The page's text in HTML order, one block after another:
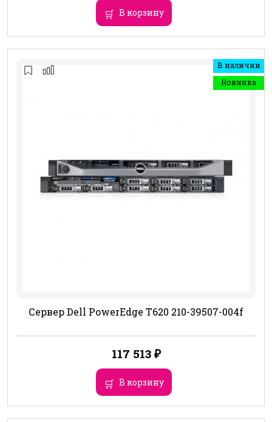
В корзину
В наличии
Новинка
Сервер Dell PowerEdge T620 210-39507-004f
117 513 ₽
В корзину